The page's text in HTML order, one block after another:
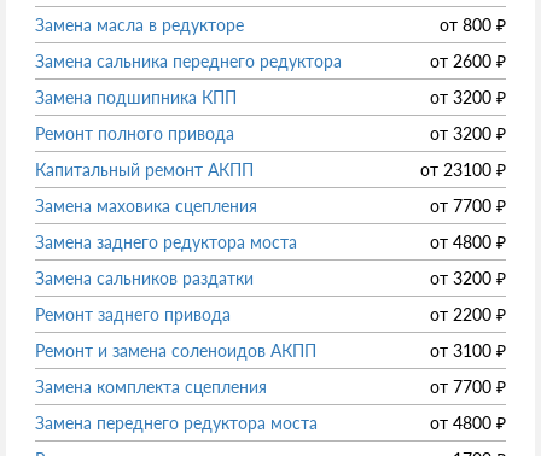
Замена масла в редукторе
от 800 ₽
Замена сальника переднего редуктора
от 2600 ₽
Замена подшипника КПП
от 3200 ₽
Ремонт полного привода
от 3200 ₽
Капитальный ремонт АКПП
от 23100 ₽
Замена маховика сцепления
от 7700 ₽
Замена заднего редуктора моста
от 4800 ₽
Замена сальников раздатки
от 3200 ₽
Ремонт заднего привода
от 2200 ₽
Ремонт и замена соленоидов АКПП
от 3100 ₽
Замена комплекта сцепления
от 7700 ₽
Замена переднего редуктора моста
от 4800 ₽